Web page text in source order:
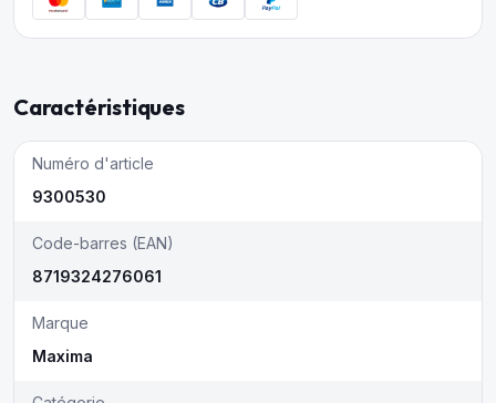
Caractéristiques
Numéro d'article
9300530
Code-barres (EAN)
8719324276061
Marque
Maxima